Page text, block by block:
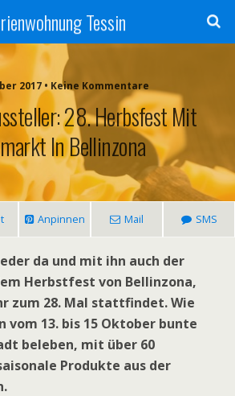
Tessin
2017 • Keine Kommentare
28. Herbsfest Mit
In Bellinzona
Anpinnen Mail SMS
da und mit ihn auch der
Herbstfest von Bellinzona,
zum 28. Mal stattfindet. Wie
vom 13. bis 15 Oktober bunte
beleben, mit über 60
Produkte aus der